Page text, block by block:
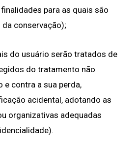
para as quais são
conservação);
do usuário serão tratados de
do tratamento não
contra a sua perda,
acidental, adotando as
organizativas adequadas